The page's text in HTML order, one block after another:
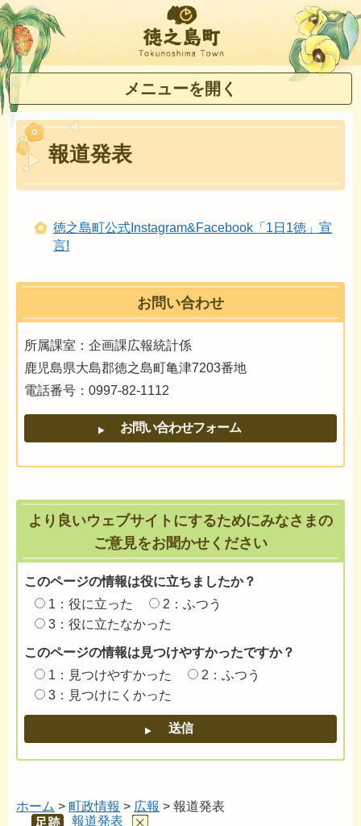
徳之島町
メニューを開く
報道発表
徳之島町公式Instagram&Facebook「1日1徳」宣
言!
お問い合わせ
所属課室：企画課広報統計係
鹿児島県大島郡徳之島町亀津7203番地
電話番号：0997-82-1112
より良いウェブサイトにするためにみなさまの
ご意見をお聞かせください
このページの情報は役に立ちましたか？
1：役に立った
2：ふつう
3：役に立たなかった
このページの情報は見つけやすかったですか？
1：見つけやすかった
2：ふつう
3：見つけにくかった
ホーム > 町政情報 > 広報 > 報道発表
あし
報道発表